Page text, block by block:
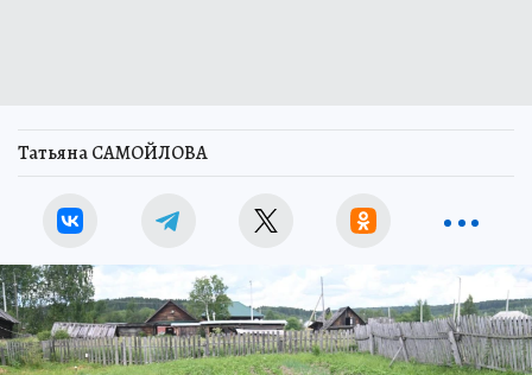
Татьяна САМОЙЛОВА